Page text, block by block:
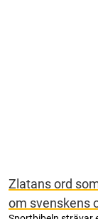
Zlatans ord
om svenskens